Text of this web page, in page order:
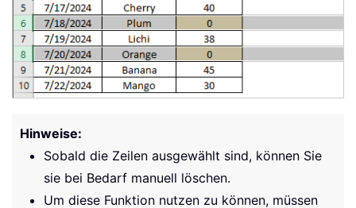
Hinweise:
Sobald die Zeilen ausgewählt sind, können Sie
sie bei Bedarf manuell löschen.
Um diese Funktion nutzen zu können, müssen